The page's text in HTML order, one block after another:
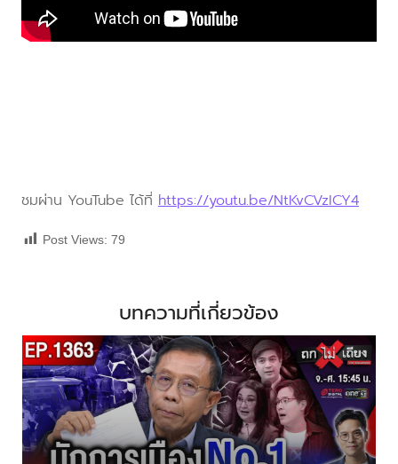
ชมผ่าน YouTube ได้ที่ https://youtu.be/NtKvCVzICY4
Post Views: 79
บทความที่เกี่ยวข้อง